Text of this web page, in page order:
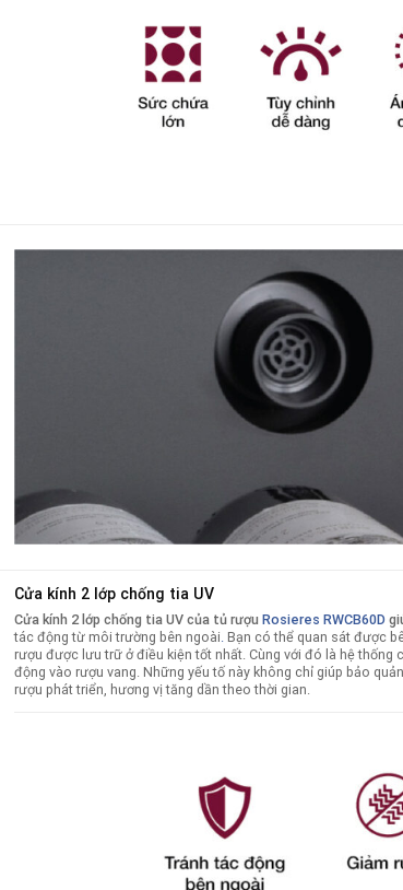
Cửa kính 2 lớp chống tia UV
Cửa kính 2 lớp chống tia UV của tủ rượu Rosieres RWCB60D
tác động từ môi trường bên ngoài Bạn có thể quan sát được
rượu được lưu trữ ở điều kiện tốt nhất. Cùng với đó là hệ thống
động vào rượu vang. Những yếu tố này không chỉ giúp bảo
rượu phát triển, hương vị tăng dần theo thời gian.